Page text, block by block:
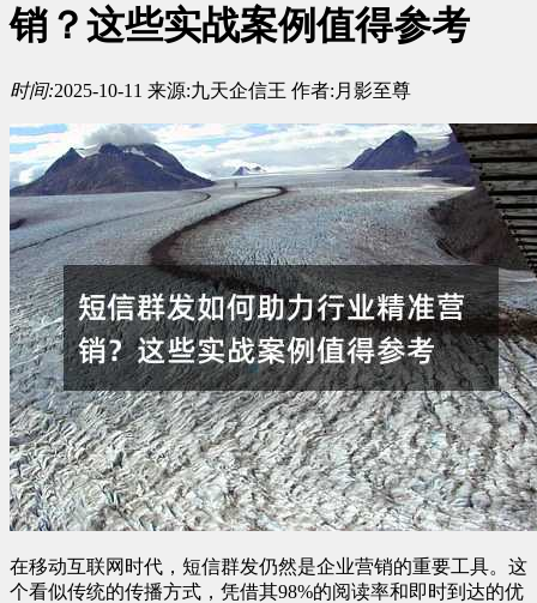
销？这些实战案例值得参考
时间:2025-10-11 来源:九天企信王 作者: 月影至尊
在移动互联网时代，短信群发仍然是企业营销的重要工具。这
个看似传统的传播方式，凭借其98%的阅读率和即时到达的优